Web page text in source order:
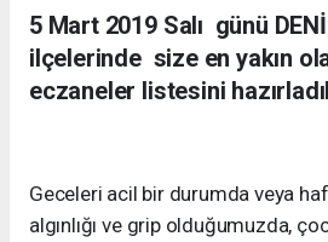
5 Mart 2019 Salı günü
ilçelerinde size en yakın
eczaneler listesini
Geceleri acil bir durumda veya
algınlığı ve grip olduğumuzda,